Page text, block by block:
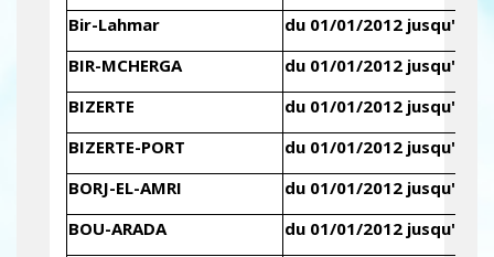
Bir-Lahmar
du 01/01/2012 jusqu'au
BIR-MCHERGA
du 01/01/2012 jusqu'au
BIZERTE
du 01/01/2012 jusqu'au
BIZERTE-PORT
du 01/01/2012 jusqu'au
BORJ-EL-AMRI
du 01/01/2012 jusqu'au
BOU-ARADA
du 01/01/2012 jusqu'au